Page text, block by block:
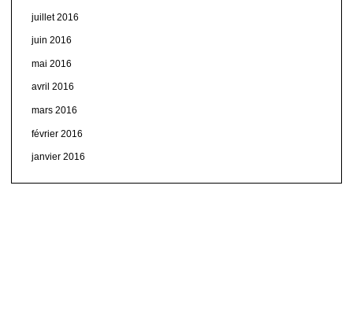
juillet 2016
juin 2016
mai 2016
avril 2016
mars 2016
février 2016
janvier 2016